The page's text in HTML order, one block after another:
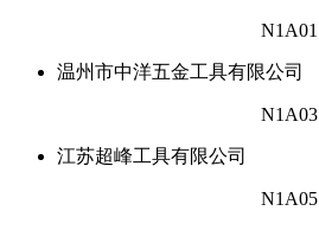
N1A01
温州市中洋五金工具有限公司
N1A03
江苏超峰工具有限公司
N1A05